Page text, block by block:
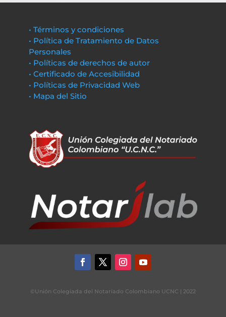
• Términos y condiciones
• Política de Tratamiento de Datos
Personales
• Políticas de derechos de autor
• Certificado de Accesibilidad
• Políticas de Privacidad Web
• Mapa del Sitio
©Unión Colegiada del Notariado Colombiano UCNC | 2022